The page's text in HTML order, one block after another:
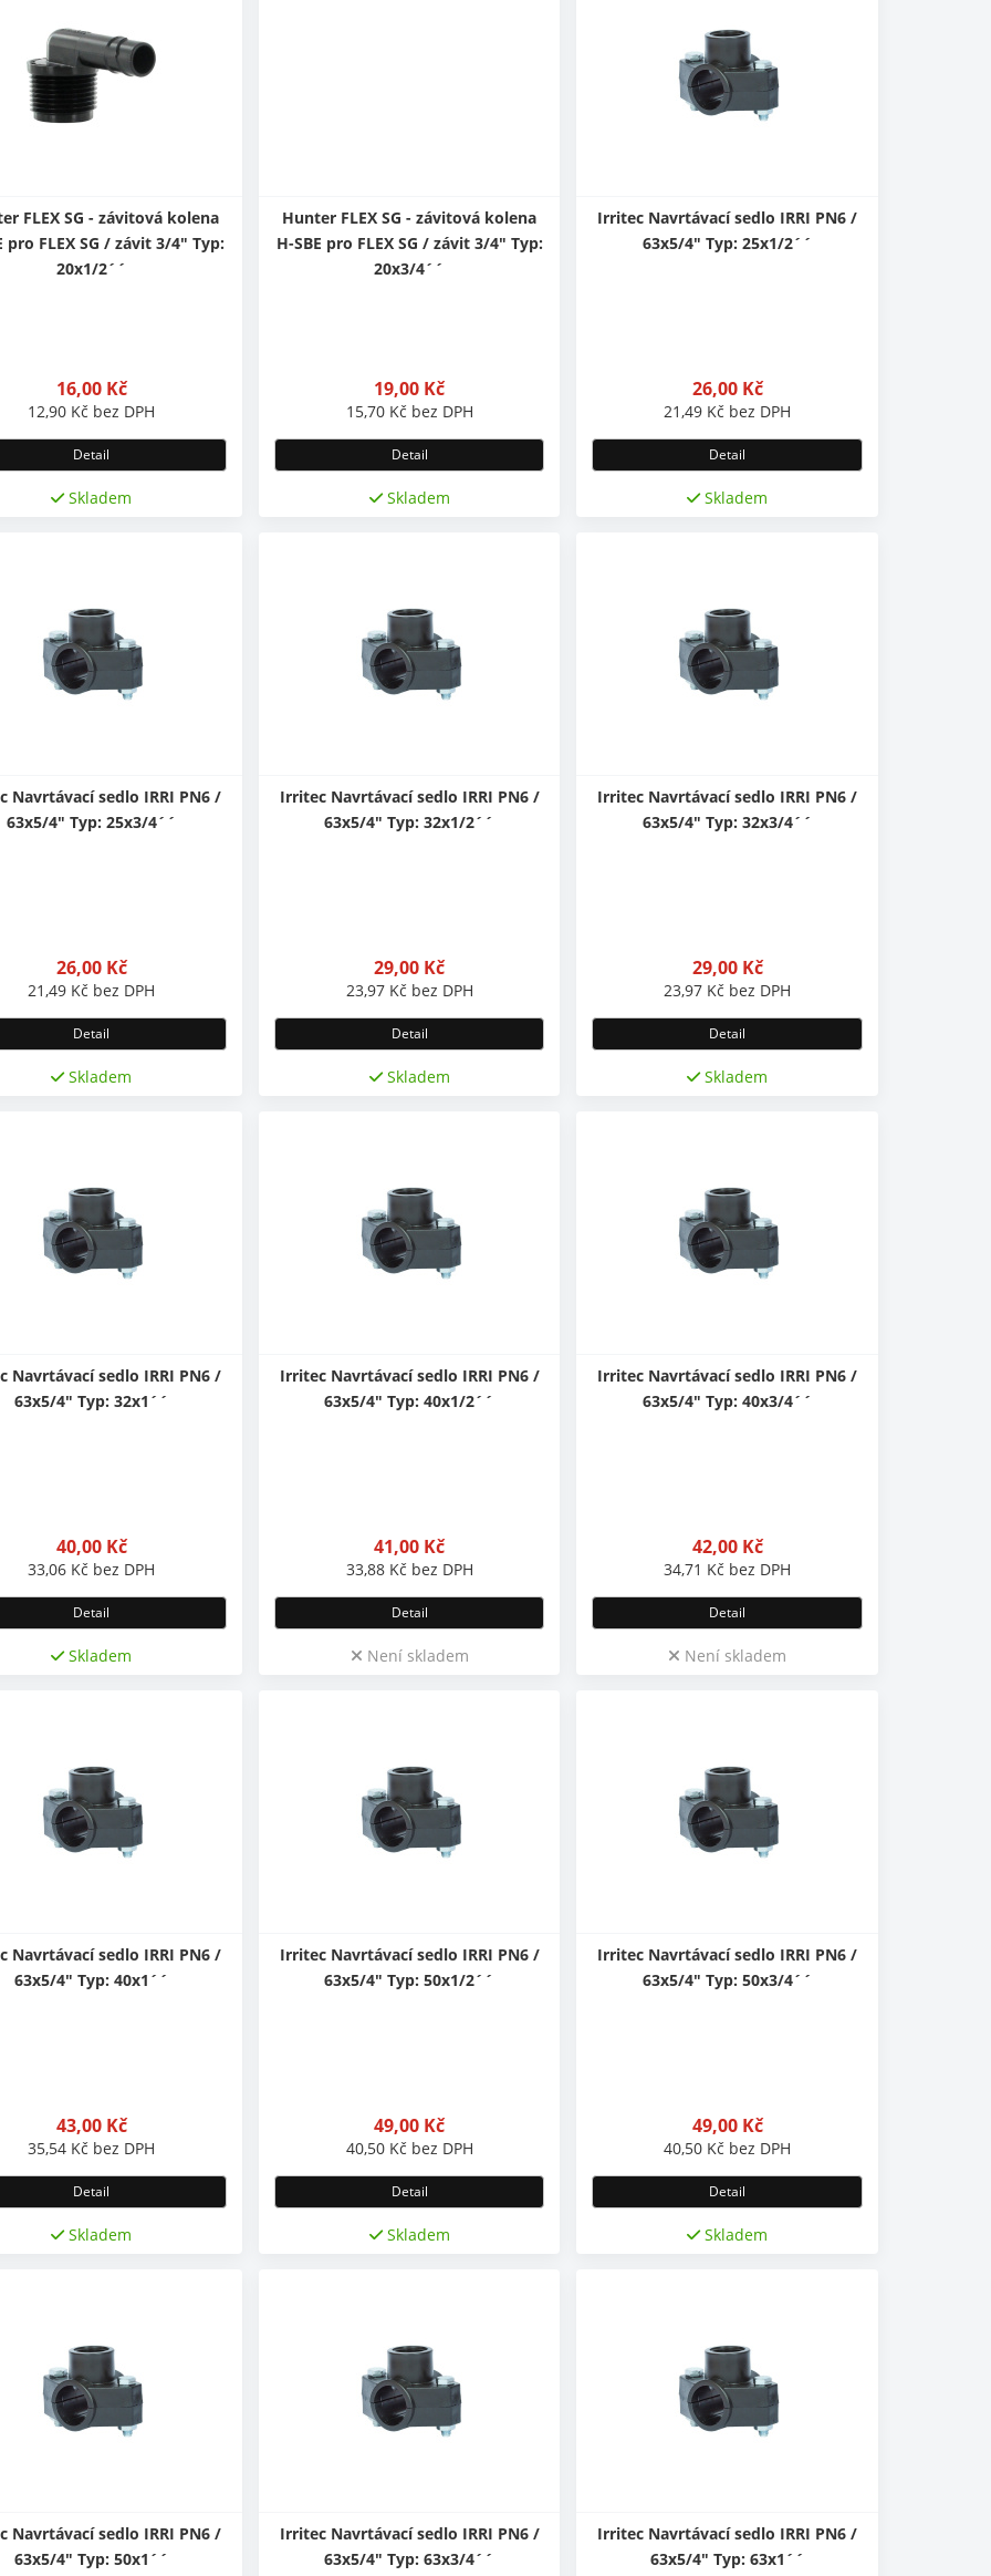
FLEX SG - závitová kolena
pro FLEX SG / závit 3/4" Typ:
20x1/2´´
16,00 Kč
12,90 Kč bez DPH
Detail
Skladem
Hunter FLEX SG - závitová kolena
H-SBE pro FLEX SG / závit 3/4" Typ:
20x3/4´´
19,00 Kč
15,70 Kč bez DPH
Detail
Skladem
Irritec Navrtávací sedlo IRRI PN6 /
63x5/4" Typ: 25x1/2´´
26,00 Kč
21,49 Kč bez DPH
Detail
Skladem
Navrtávací sedlo IRRI PN6 /
63x5/4" Typ: 25x3/4´´
26,00 Kč
21,49 Kč bez DPH
Detail
Skladem
Irritec Navrtávací sedlo IRRI PN6 /
63x5/4" Typ: 32x1/2´´
29,00 Kč
23,97 Kč bez DPH
Detail
Skladem
Irritec Navrtávací sedlo IRRI PN6 /
63x5/4" Typ: 32x3/4´´
29,00 Kč
23,97 Kč bez DPH
Detail
Skladem
Navrtávací sedlo IRRI PN6 /
63x5/4" Typ: 32x1´´
40,00 Kč
33,06 Kč bez DPH
Detail
Skladem
Irritec Navrtávací sedlo IRRI PN6 /
63x5/4" Typ: 40x1/2´´
41,00 Kč
33,88 Kč bez DPH
Detail
Není skladem
Irritec Navrtávací sedlo IRRI PN6 /
63x5/4" Typ: 40x3/4´´
42,00 Kč
34,71 Kč bez DPH
Detail
Není skladem
Navrtávací sedlo IRRI PN6 /
63x5/4" Typ: 40x1´´
43,00 Kč
35,54 Kč bez DPH
Detail
Skladem
Irritec Navrtávací sedlo IRRI PN6 /
63x5/4" Typ: 50x1/2´´
49,00 Kč
40,50 Kč bez DPH
Detail
Skladem
Irritec Navrtávací sedlo IRRI PN6 /
63x5/4" Typ: 50x3/4´´
49,00 Kč
40,50 Kč bez DPH
Detail
Skladem
Navrtávací sedlo IRRI PN6 /
63x5/4" Typ: 50x1´´
Irritec Navrtávací sedlo IRRI PN6 /
63x5/4" Typ: 63x3/4´´
Irritec Navrtávací sedlo IRRI PN6 /
63x5/4" Typ: 63x1´´